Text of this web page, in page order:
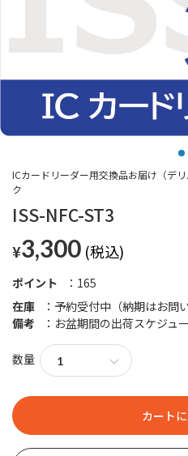
ISS-NFC-ST3
ICカードリーダー用交換品お届け（デ
ク
¥3,300
ポイント
165
在庫
予約受付中（納期はお問
備考
お盆期間の出荷スケジュ
数量